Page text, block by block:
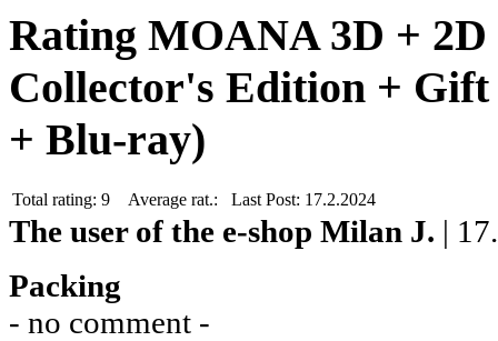
Rating MOANA 3D +
Collector's Edition +
+ Blu-ray)
Total rating: 9 Average rat.: Last Post: 17.2.2024
The user of the e-shop Milan J. |
Packing
- no comment -